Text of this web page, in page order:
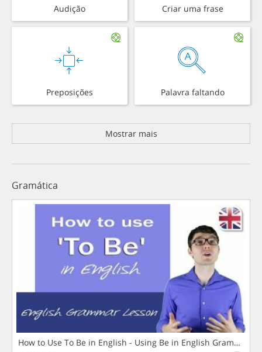
Audição Criar uma frase
Preposições Palavra faltando
Mostrar mais
Gramática
How to Use To Be in English - Using Be in English Grammar